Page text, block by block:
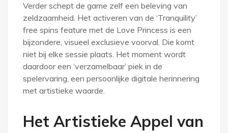
Verder schept de game zelf een beleving van
zeldzaamheid. Het activeren van de ‘Tranquility’
free spins feature met de Love Princess is een
bijzondere, visueel exclusieve voorval. Die komt
niet bij elke sessie plaats. Het moment wordt
daardoor een ‘verzamelbaar’ piek in de
spelervaring, een persoonlijke digitale herinnering
met artistieke waarde.
Het Artistieke Appel van